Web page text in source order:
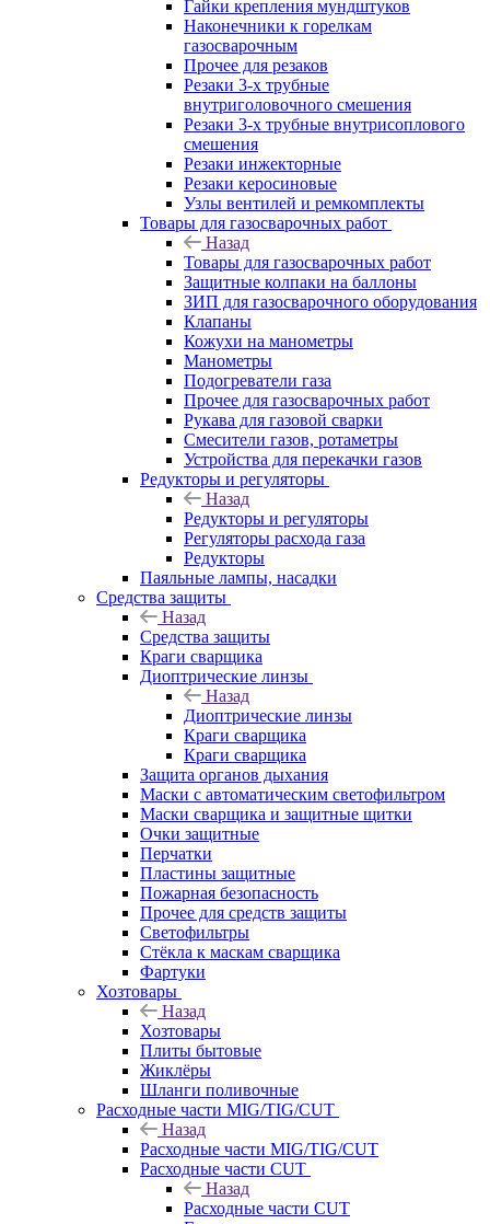
Гайки крепления мундштуков
Наконечники к горелкам
газосварочным
Прочее для резаков
Резаки 3-х трубные
внутриголовочного смешения
Резаки 3-х трубные внутрисоплового
смешения
Резаки инжекторные
Резаки керосиновые
Узлы вентилей и ремкомплекты
Товары для газосварочных работ
Назад
Товары для газосварочных работ
Защитные колпаки на баллоны
ЗИП для газосварочного оборудования
Клапаны
Кожухи на манометры
Манометры
Подогреватели газа
Прочее для газосварочных работ
Рукава для газовой сварки
Смесители газов, ротаметры
Устройства для перекачки газов
Редукторы и регуляторы
Назад
Редукторы и регуляторы
Регуляторы расхода газа
Редукторы
Паяльные лампы, насадки
Средства защиты
Назад
Средства защиты
Краги сварщика
Диоптрические линзы
Назад
Диоптрические линзы
Краги сварщика
Краги сварщика
Защита органов дыхания
Маски с автоматическим светофильтром
Маски сварщика и защитные щитки
Очки защитные
Перчатки
Пластины защитные
Пожарная безопасность
Прочее для средств защиты
Светофильтры
Стёкла к маскам сварщика
Фартуки
Хозтовары
Назад
Хозтовары
Плиты бытовые
Жиклёры
Шланги поливочные
Расходные части MIG/TIG/CUT
Назад
Расходные части MIG/TIG/CUT
Расходные части CUT
Назад
Расходные части CUT